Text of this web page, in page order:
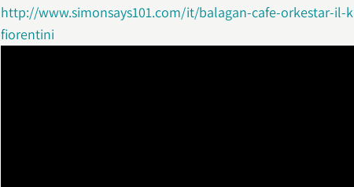
http://www.simonsays101.com/it/balagan-cafe-orkestar-il-
fiorentini